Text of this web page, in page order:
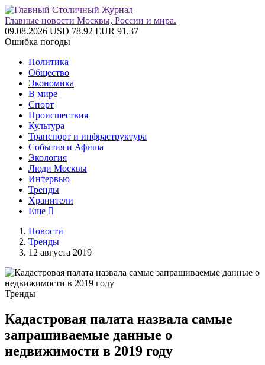
Главные новости Москвы, России и мира.
09.08.2026 USD 78.92 EUR 91.37
Ошибка погоды
Политика
Общество
Экономика
В мире
Спорт
Происшествия
Культура
Транспорт и инфраструктура
События и Афиша
Экология
Люди Москвы
Интервью
Тренды
Хранители
Еще
Новости
Тренды
12 августа 2019
Тренды
Кадастровая палата назвала самые
запрашиваемые данные о
недвижимости в 2019 году